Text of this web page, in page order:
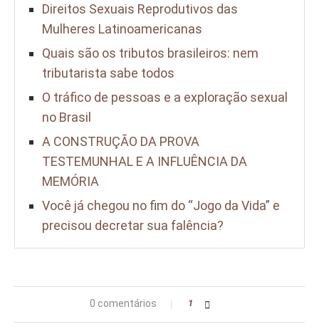
Direitos Sexuais Reprodutivos das
Mulheres Latinoamericanas
Quais são os tributos brasileiros: nem
tributarista sabe todos
O tráfico de pessoas e a exploração sexual
no Brasil
A CONSTRUÇÃO DA PROVA
TESTEMUNHAL E A INFLUÊNCIA DA
MEMÓRIA
Você já chegou no fim do “Jogo da Vida” e
precisou decretar sua falência?
0 comentários 1